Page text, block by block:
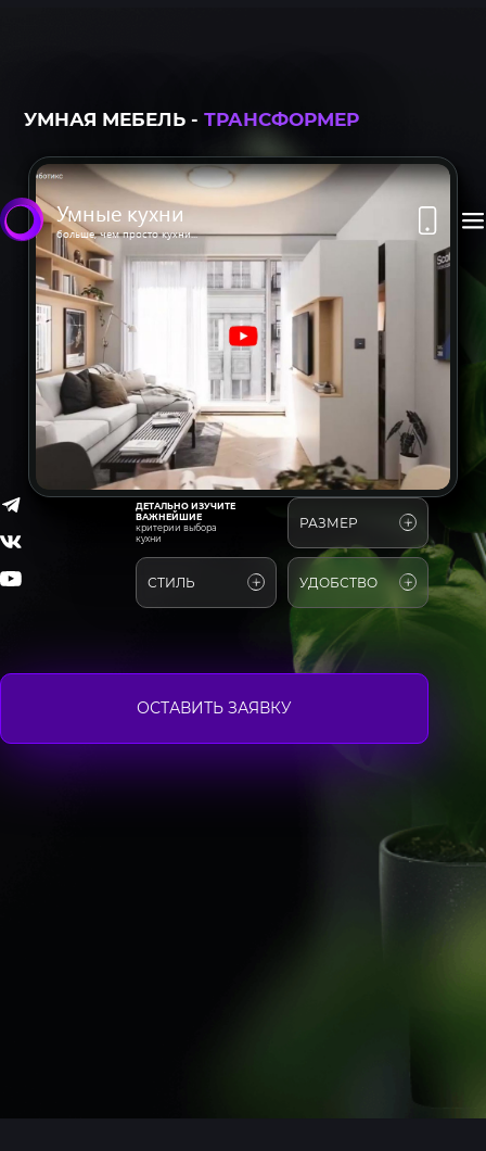
Умные кухни
больше, чем просто кухни...
УМНАЯ МЕБЕЛЬ - ТРАНСФОРМЕР
ДЕТАЛЬНО ИЗУЧИТЕ
ВАЖНЕЙШИЕ
критерии выбора
кухни
РАЗМЕР
СТИЛЬ УДОБСТВО
ОСТАВИТЬ ЗАЯВКУ